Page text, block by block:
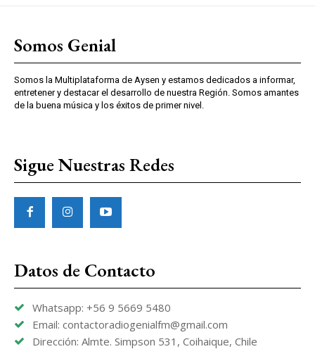
Somos Genial
Somos la Multiplataforma de Aysen y estamos dedicados a informar,
entretener y destacar el desarrollo de nuestra Región. Somos amantes
de la buena música y los éxitos de primer nivel.
Sigue Nuestras Redes
Datos de Contacto
Whatsapp: +56 9 5669 5480
Email: contactoradiogenialfm@gmail.com
Dirección: Almte. Simpson 531, Coihaique, Chile